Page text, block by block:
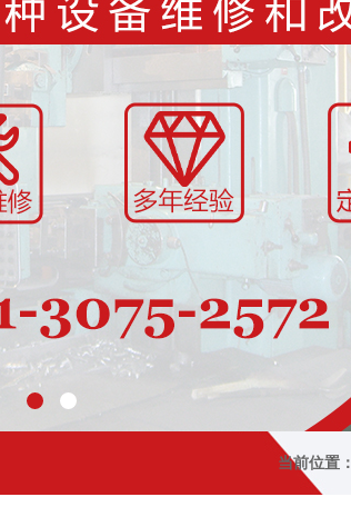
当前位置：